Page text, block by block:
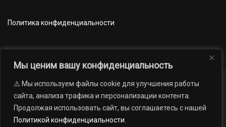
Мы ценим вашу конфиденциальность
⚠️ Мы используем файлы cookie для улучшения работы
сайта, анализа трафика и персонализации контента.
Продолжая использовать сайт, вы соглашаетесь с нашей
Политикой конфиденциальности
Политика конфиденциальности
Новости Наши проекты
Официально
АРХИВ
16+